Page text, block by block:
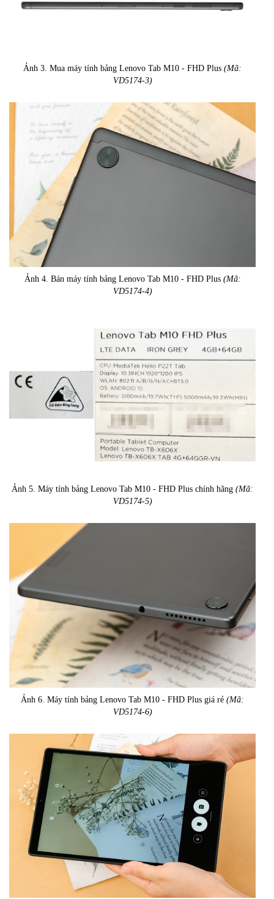
Ảnh 3. Mua máy tính bảng Lenovo Tab M10 - FHD Plus (Mã:
VD5174-3)
Ảnh 4. Bán máy tính bảng Lenovo Tab M10 - FHD Plus (Mã:
VD5174-4)
Ảnh 5. Máy tính bảng Lenovo Tab M10 - FHD Plus chính hãng (Mã:
VD5174-5)
Ảnh 6. Máy tính bảng Lenovo Tab M10 - FHD Plus giá rẻ (Mã:
VD5174-6)